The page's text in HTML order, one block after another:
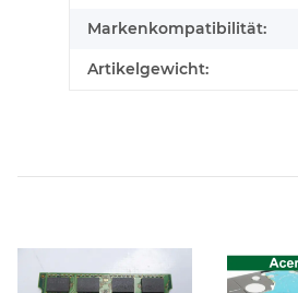
Markenkompatibilität:
Artikelgewicht: